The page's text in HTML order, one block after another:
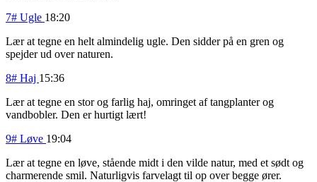
7# Ugle 18:20
Lær at tegne en helt almindelig ugle. Den sidder på en gren og
spejder ud over naturen.
8# Haj 15:36
Lær at tegne en stor og farlig haj, omringet af tangplanter og
vandbobler. Den er hurtigt lært!
9# Løve 19:04
Lær at tegne en løve, stående midt i den vilde natur, med et sødt og
charmerende smil. Naturligvis farvelagt til op over begge ører.